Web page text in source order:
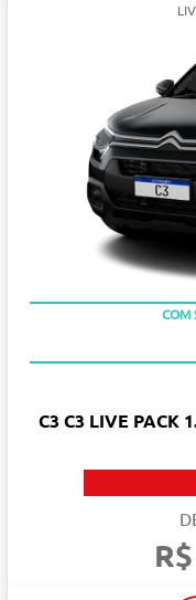
C3 C3 LIVE PACK